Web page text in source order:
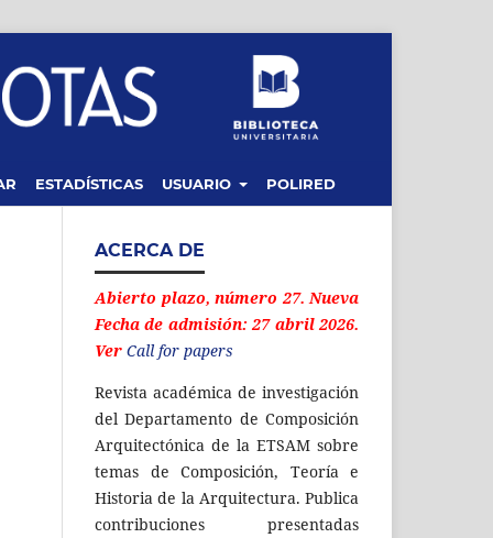
ESTADÍSTICAS USUARIO POLIRED
ACERCA DE
Abierto plazo, número 27. Nueva
Fecha de admisión: 27 abril 2026.
Ver Call for papers
Revista académica de investigación
del Departamento de Composición
Arquitectónica de la ETSAM sobre
temas de Composición, Teoría e
Historia de la Arquitectura. Publica
contribuciones presentadas